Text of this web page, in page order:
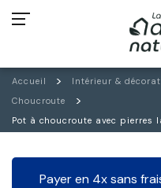
Accueil Intérieur &
Choucroute
Pot à choucroute avec
Payer en 4x sans